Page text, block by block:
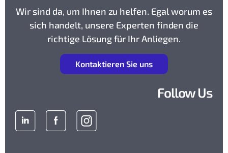
Wir sind da, um Ihnen zu helfen. Egal worum es
sich handelt, unsere Experten finden die
richtige Lösung für Ihr Anliegen.
Kontaktieren Sie uns
Follow Us